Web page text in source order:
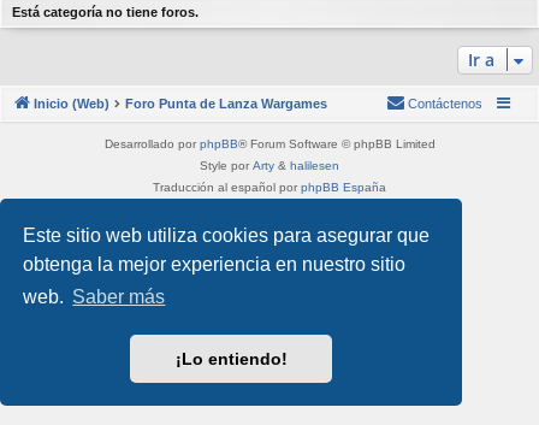
Este sitio web utiliza cookies para asegurar que
obtenga la mejor experiencia en nuestro sitio
web. Saber más
¡Lo entiendo!
Está categoría no tiene foros.
Ir a
Inicio (Web) Foro Punta de Lanza Wargames Contáctenos
Desarrollado por phpBB® Forum Software © phpBB Limited
Style por Arty & halilesen
Traducción al español por phpBB España